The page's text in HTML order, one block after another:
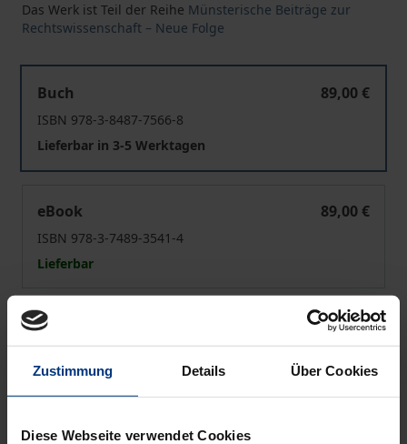
Zustimmung Details Über Cookies
Diese Webseite verwendet Cookies
Das Werk ist Teil der Reihe Münsterische Beiträge zur
Rechtswissenschaft – Neue Folge
Buch
89,00 €
ISBN 978-3-8487-7566-8
Lieferbar in 3-5 Werktagen
eBook
89,00 €
ISBN 978-3-7489-3541-4
Lieferbar
Preisangaben inkl. MwSt. Abhängig von der Lieferadresse
kann die MwSt. an der Kasse variieren.
In den Warenkorb
Zur Wunschliste hinzufügen